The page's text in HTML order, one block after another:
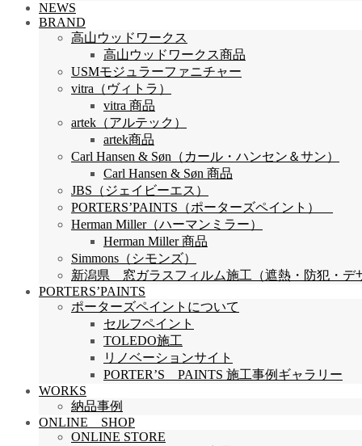
NEWS
BRAND
高山ウッドワークス
高山ウッドワークス商品
USMモジュラーファニチャー
vitra（ヴィトラ）
vitra 商品
artek（アルテック）
artek商品
Carl Hansen & Søn（カール・ハンセン＆サン）
Carl Hansen & Søn 商品
JBS（ジェイビーエス）
PORTERS’PAINTS（ポーターズペイント）
Herman Miller（ハーマンミラー）
Herman Miller 商品
Simmons（シモンズ）
新潟県 窓ガラスフィルム施工（遮熱・防犯・デ
PORTERS’PAINTS
ポーターズペイントについて
セルフペイント
TOLEDO施工
リノベーションサイト
PORTER’S PAINTS 施工事例ギャラリー
WORKS
納品事例
ONLINE SHOP
ONLINE STORE